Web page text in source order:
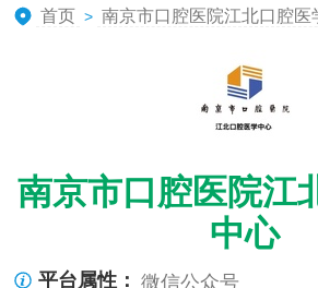
首页 > 南京市口腔医院江北口腔医
南京市口腔医院江
中心
平台属性： 微信公众号